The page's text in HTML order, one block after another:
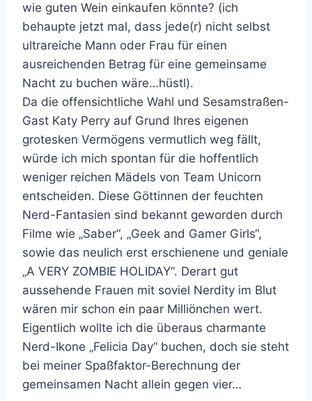
wie guten Wein einkaufen könnte? (ich
behaupte jetzt mal, dass jede(r) nicht selbst
ultrareiche Mann oder Frau für einen
ausreichenden Betrag für eine gemeinsame
Nacht zu buchen wäre…hüstl).
Da die offensichtliche Wahl und Sesamstraßen-
Gast Katy Perry auf Grund Ihres eigenen
grotesken Vermögens vermutlich weg fällt,
würde ich mich spontan für die hoffentlich
weniger reichen Mädels von Team Unicorn
entscheiden. Diese Göttinnen der feuchten
Nerd-Fantasien sind bekannt geworden durch
Filme wie „Saber“, „Geek and Gamer Girls“,
sowie das neulich erst erschienene und geniale
„A VERY ZOMBIE HOLIDAY“. Derart gut
aussehende Frauen mit soviel Nerdity im Blut
wären mir schon ein paar Milliönchen wert.
Eigentlich wollte ich die überaus charmante
Nerd-Ikone „Felicia Day“ buchen, doch sie steht
bei meiner Spaßfaktor-Berechnung der
gemeinsamen Nacht allein gegen vier…